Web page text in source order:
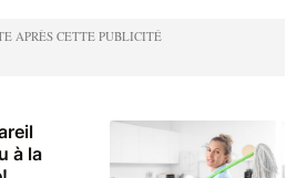
à la